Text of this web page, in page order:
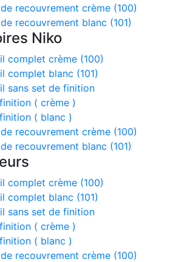
recouvrement crème (100)
recouvrement blanc (101)
Niko
complet crème (100)
complet blanc (101)
sans set de finition
( crème )
( blanc )
recouvrement crème (100)
recouvrement blanc (101)
complet crème (100)
complet blanc (101)
sans set de finition
( crème )
( blanc )
recouvrement crème (100)